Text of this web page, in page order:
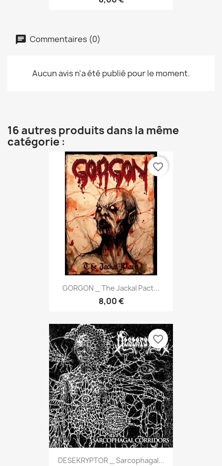
Commentaires (0)
Aucun avis n'a été publié pour le moment.
16 autres produits dans la même
catégorie :
GORGON _ The Jackal Pact...
8,00 €
favorite_border
DESEKRYPTOR _ Sarcophagal...
favorite_border